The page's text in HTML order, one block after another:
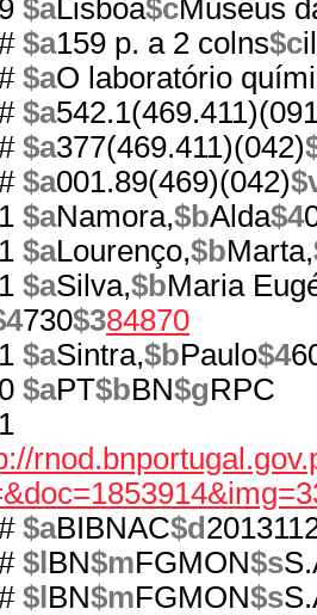
$aLisboa$cMuseus
$a159 p. a 2 colns$c
$aO laboratório
$a
$a377(469.411)(042)
$a001.89(469)(042)
$aNamora,$bAlda$4
$aLourenço,$bMarta,
$aSilva,$bMaria
730$384870
$aSintra,$bPaulo$4
$aPT$bBN$gRPC
$aBIBNAC$d
$l BN$mFGMON$s
$l BN$mFGMON$s